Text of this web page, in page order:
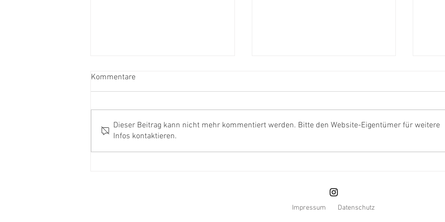
Neugestaltung
Umgestaltung Bibliothekscafé
Kommentare
Dieser Beitrag kann nicht mehr kommentiert werden. Bitte den Website-Eigentümer für weitere
Infos kontaktieren.
Impressum Datenschutz